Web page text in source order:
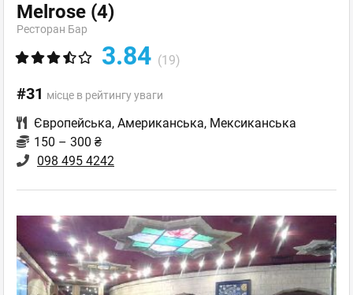
Melrose (4)
Ресторан Бар
3.84 (19)
#31 місце в рейтингу уваги
Європейська, Американська, Мексиканська
150 – 300 ₴
098 495 4242